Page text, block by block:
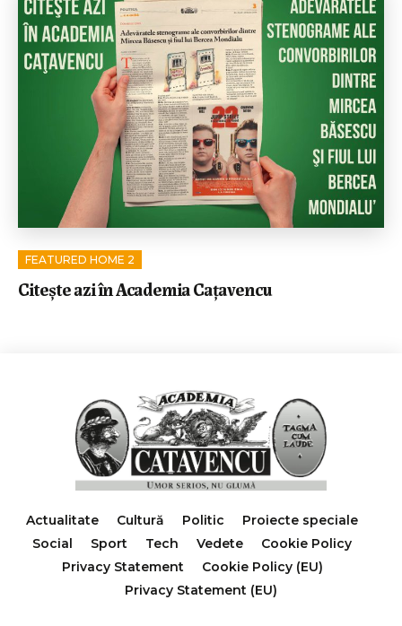
FEATURED HOME 2
Citeşte azi în Academia Caţavencu
Actualitate Cultură Politic
Proiecte speciale
Social
Sport Tech Vedete
Cookie Policy
Privacy Statement
Cookie Policy (EU)
Privacy Statement (EU)